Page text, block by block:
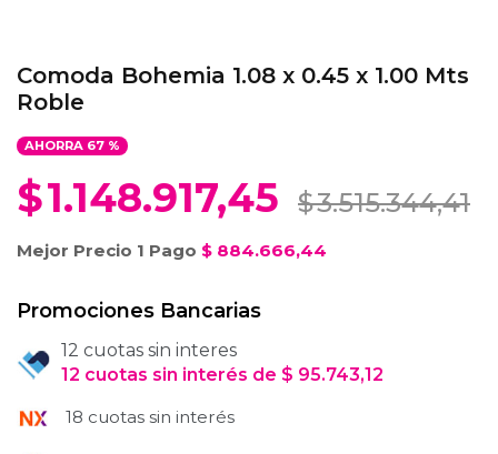
Comoda Bohemia 1.08 x 0.45 x 1.00 Mts
Roble
AHORRA 67%
$1.148.917,45 $3.515.344,41
Mejor Precio 1 Pago $ 884.666,44
Promociones Bancarias
12 cuotas sin interes
12 cuotas sin interés de $ 95.743,12
18 cuotas sin interés